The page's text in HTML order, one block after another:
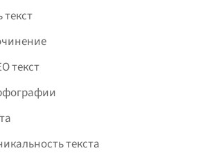
текст
текста